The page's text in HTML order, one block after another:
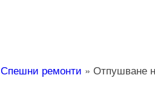
Спешни ремонти » Отпушване